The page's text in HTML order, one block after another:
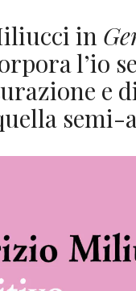
in
l’io
e